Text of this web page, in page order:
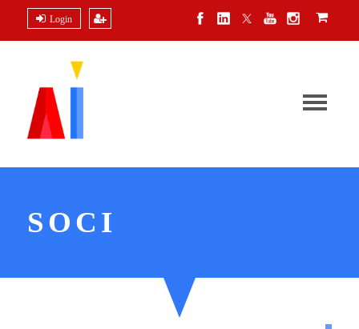
Login
SOCI